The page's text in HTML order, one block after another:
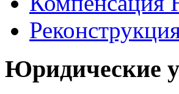
Юридические